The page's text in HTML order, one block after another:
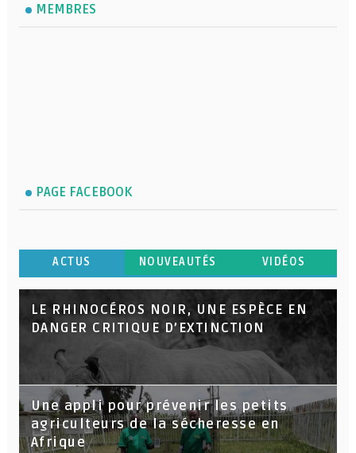
MEMBRES
PAGE FACEBOOK
ACTUS NOUVEAUTÉS VIDÉOS
LE RHINOCÉROS NOIR, UNE ESPÈCE EN
DANGER CRITIQUE D’EXTINCTION
Une appli pour prévenir les petits
agriculteurs de la sécheresse en
Afrique